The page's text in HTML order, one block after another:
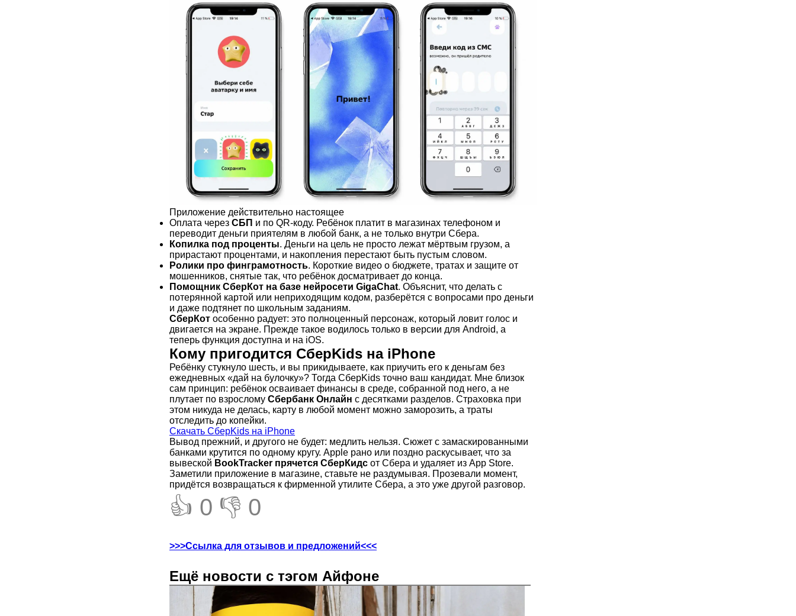
Приложение действительно настоящее
Оплата через СБП и по QR-коду. Ребёнок платит в магазинах телефоном и
переводит деньги приятелям в любой банк, а не только внутри Сбера.
Копилка под проценты. Деньги на цель не просто лежат мёртвым грузом, а
прирастают процентами, и накопления перестают быть пустым словом.
Ролики про финграмотность. Короткие видео о бюджете, тратах и защите от
мошенников, снятые так, что ребёнок досматривает до конца.
Помощник СберКот на базе нейросети GigaChat. Объяснит, что делать с
потерянной картой или неприходящим кодом, разберётся с вопросами про деньги
и даже подтянет по школьным заданиям.
СберКот особенно радует: это полноценный персонаж, который ловит голос и
двигается на экране. Прежде такое водилось только в версии для Android, а
теперь функция доступна и на iOS.
Кому пригодится СберKids на iPhone
Ребёнку стукнуло шесть, и вы прикидываете, как приучить его к деньгам без
ежедневных «дай на булочку»? Тогда СберKids точно ваш кандидат. Мне близок
сам принцип: ребёнок осваивает финансы в среде, собранной под него, а не
плутает по взрослому Сбербанк Онлайн с десятками разделов. Страховка при
этом никуда не делась, карту в любой момент можно заморозить, а траты
отследить до копейки.
Скачать СберKids на iPhone
Вывод прежний, и другого не будет: медлить нельзя. Сюжет с замаскированными
банками крутится по одному кругу. Apple рано или поздно раскусывает, что за
вывеской BookTracker прячется СберКидс от Сбера и удаляет из App Store.
Заметили приложение в магазине, ставьте не раздумывая. Прозевали момент,
придётся возвращаться к фирменной утилите Сбера, а это уже другой разговор.
👍 0 👎 0
>>>Ссылка для отзывов и предложений<<<
Ещё новости с тэгом Айфоне